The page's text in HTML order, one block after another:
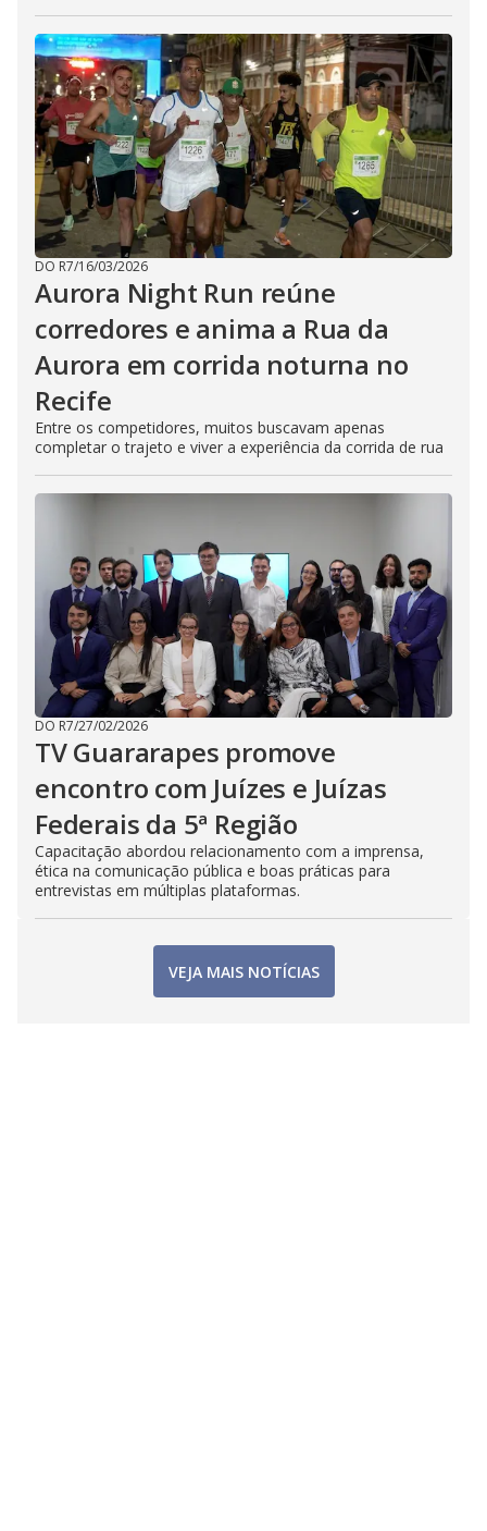
DO R7/16/03/2026
Aurora Night Run reúne
corredores e anima a Rua da
Aurora em corrida noturna no
Recife
Entre os competidores, muitos buscavam apenas
completar o trajeto e viver a experiência da corrida de rua
DO R7/27/02/2026
TV Guararapes promove
encontro com Juízes e Juízas
Federais da 5ª Região
Capacitação abordou relacionamento com a imprensa,
ética na comunicação pública e boas práticas para
entrevistas em múltiplas plataformas.
VEJA MAIS NOTÍCIAS